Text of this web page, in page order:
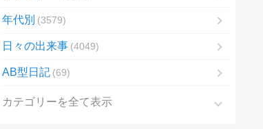
年代別 3579
日々の出来事 4049
AB型日記 69
カテゴリーを全て表示